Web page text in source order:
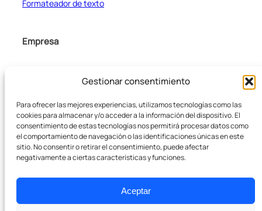
Gestionar consentimiento
Para ofrecer las mejores experiencias, utilizamos tecnologías como las
cookies para almacenar y/o acceder a la información del dispositivo. El
consentimiento de estas tecnologías nos permitirá procesar datos como
el comportamiento de navegación o las identificaciones únicas en este
sitio. No consentir o retirar el consentimiento, puede afectar
negativamente a ciertas características y funciones.
Aceptar
Formateador de texto
Empresa
Pódcast
Contacto